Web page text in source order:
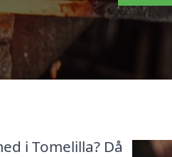
i Tomelilla? Då